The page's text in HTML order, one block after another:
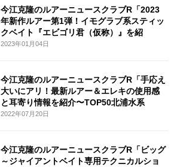
今江克隆のルアーニュースクラブR「2023
年新作ルアー第1弾！イモグラブ系スティッ
クベイト『エビゴリ君（仮称）』を紹
2023年01月04日
今江克隆のルアーニュースクラブR「手応え
大いにアリ！最新ルアー＆エレキの使用感
と耳寄り情報を紹介〜TOP50北浦水系
2022年07月20日
今江克隆のルアーニュースクラブR「ビッグ
～ジャイアントベイト専用テクニカルショ